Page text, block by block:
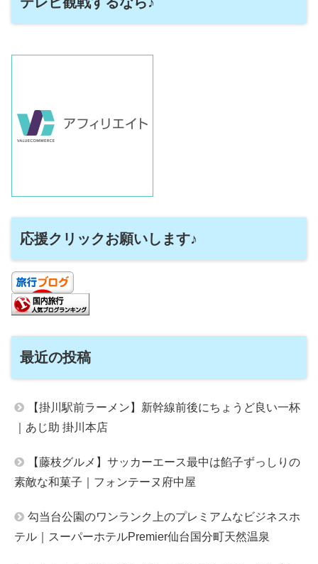
応援クリックお願いします♪
最近の投稿
【掛川駅前ラーメン】新幹線前後にちょうど良い一杯
｜あじ助 掛川本店
【藤枝グルメ】サッカーエース最中は餡子ずっしりの
素敵な和菓子｜フォンテーヌ府中屋
勾当台公園のワンランク上のプレミアムなビジネスホ
テル｜スーパーホテルPremier仙台国分町天然温泉